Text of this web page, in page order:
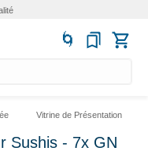
Vitrine de Présentation
Sushis - 7x GN